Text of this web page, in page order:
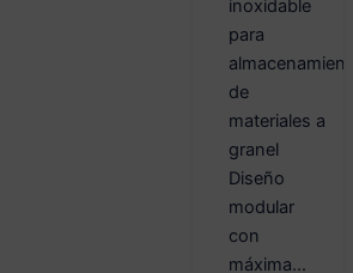
inoxidable
para
almacenamiento
de
materiales a
granel
Diseño
modular
con
máxima...